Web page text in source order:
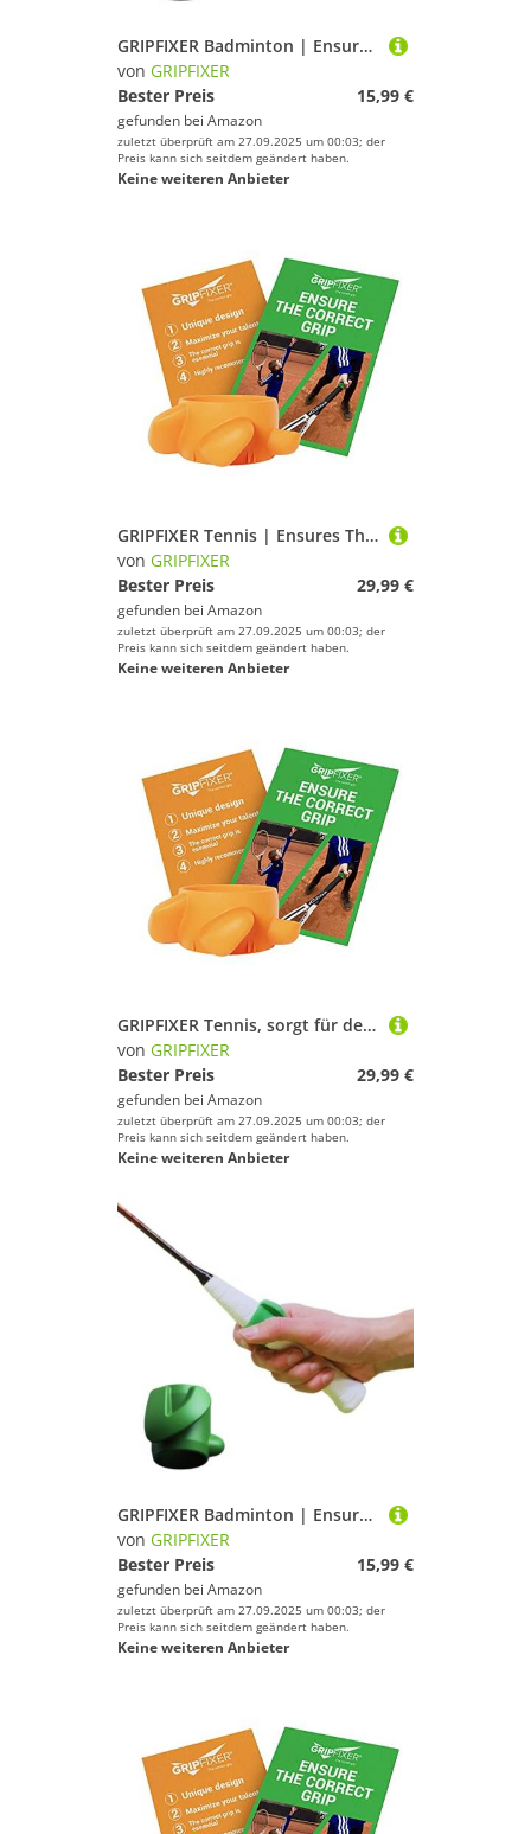
GRIPFIXER Badminton | Ensures The Correct Grip | The Ultimate Training Equipment & Teaching aid | Danish Innovation | Small-Right
von GRIPFIXER
Bester Preis
15,99 €
gefunden bei Amazon
zuletzt überprüft am 27.09.2025 um 00:03; der
Preis kann sich seitdem geändert haben.
Keine weiteren Anbieter
GRIPFIXER Tennis | Ensures The Correct Grip | The Ultimate Training Equipment & Teaching aid | Danish Innovation | Small-Right-3pack
von GRIPFIXER
Bester Preis
29,99 €
gefunden bei Amazon
zuletzt überprüft am 27.09.2025 um 00:03; der
Preis kann sich seitdem geändert haben.
Keine weiteren Anbieter
GRIPFIXER Tennis, sorgt für den richtigen Halt, das ultimative Trainingsgerät und Lehrhilfe, dänische Innovation, mittel-rechts, 3er-Pack
von GRIPFIXER
Bester Preis
29,99 €
gefunden bei Amazon
zuletzt überprüft am 27.09.2025 um 00:03; der
Preis kann sich seitdem geändert haben.
Keine weiteren Anbieter
GRIPFIXER Badminton | Ensures The Correct Grip | The Ultimate Training Equipment & Teaching aid | Danish Innovation | Small-Left
von GRIPFIXER
Bester Preis
15,99 €
gefunden bei Amazon
zuletzt überprüft am 27.09.2025 um 00:03; der
Preis kann sich seitdem geändert haben.
Keine weiteren Anbieter